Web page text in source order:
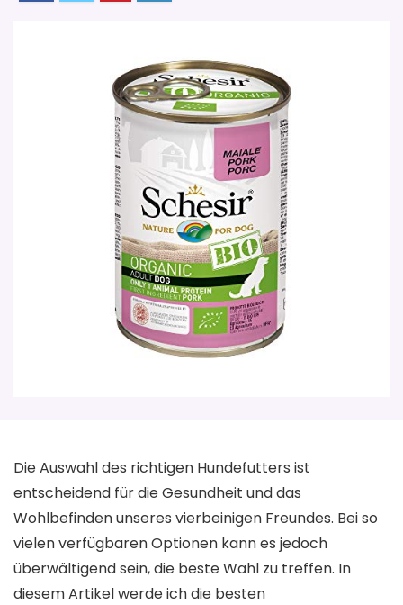
Die Auswahl des richtigen Hundefutters ist
entscheidend für die Gesundheit und das
Wohlbefinden unseres vierbeinigen Freundes. Bei so
vielen verfügbaren Optionen kann es jedoch
überwältigend sein, die beste Wahl zu treffen. In
diesem Artikel werde ich die besten